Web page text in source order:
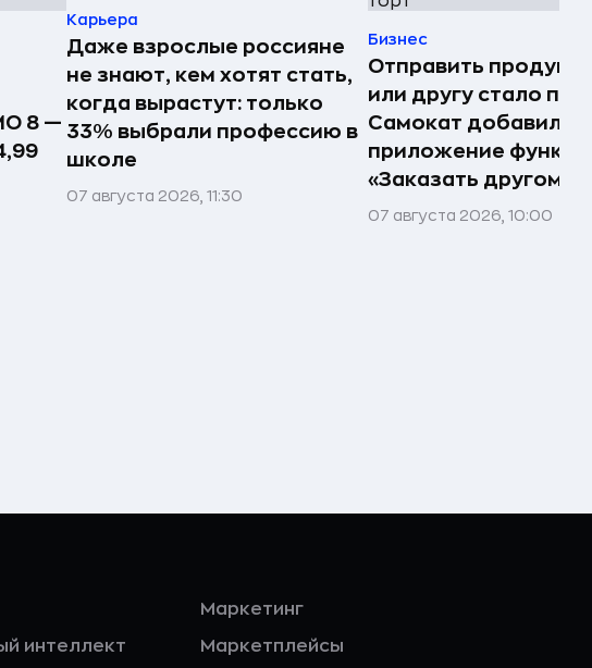
8 —
Карьера
Даже взрослые россияне
не знают, кем хотят стать,
когда вырастут: только
33% выбрали профессию в
школе
07 августа 2026, 11:30
Бизнес
Отправить
или другу стало
Самокат добавил в
приложение
«Заказать другому»
07 августа 2026, 10:00
интеллект
Маркетинг
Маркетплейсы